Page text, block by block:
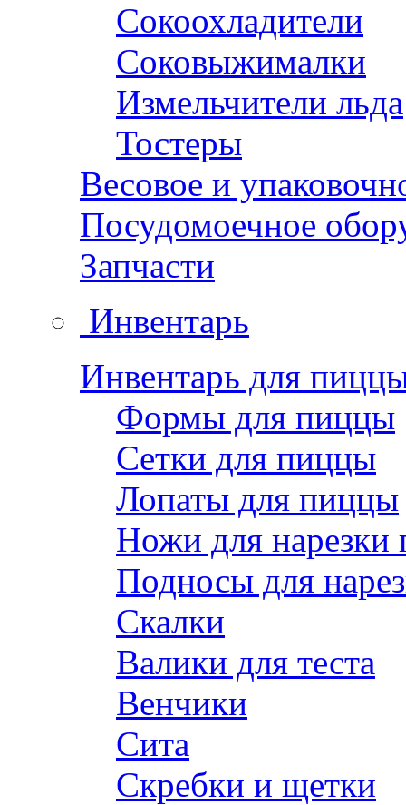
Сокоохладители
Соковыжималки
Измельчители льда
Тостеры
Весовое и
Посудомоечное
Запчасти
Инвентарь
Инвентарь для
Формы для пиццы
Сетки для пиццы
Лопаты для пиццы
Ножи для нарезки
Подносы для
Скалки
Валики для теста
Венчики
Сита
Скребки и щетки